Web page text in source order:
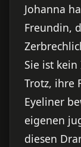
Johanna
Freundin,
Sie ist
Trotz, ihre
Eyeliner
eigenen
diesen